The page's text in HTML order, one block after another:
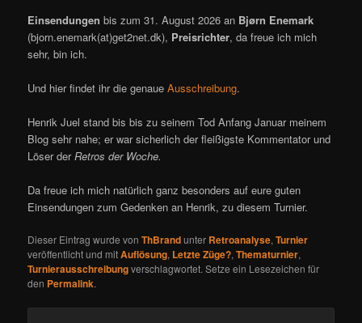
n
Einsendungen bis zum 31. August 2026 an Bjørn Enemark
(bjorn.enemark(at)get2net.dk), Preisrichter, da freue ich mich
sehr, bin ich.
Und hier findet ihr die genaueAusschreibung.
Henrik Juel stand bis bis zu seinem Tod Anfang Januar meinem
Blog sehr nahe; er war sicherlich der fleißigste Kommentator und
Löser derRetros der Woche.
Da freue ich mich natürlich ganz besonders auf eure guten
Einsendungen zum Gedenken an Henrik, zu diesem Turnier.
Dieser Eintrag wurde vonThBrandunter Retroanalyse,Turnier
veröffentlicht und mitAuflösung, Letzte Züge?,Thematurnier,
Turnierausschreibungverschlagwortet. Setze ein Lesezeichen für
den Permalink.